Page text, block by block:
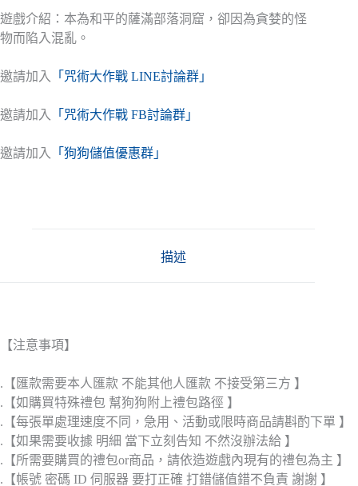
範
到
NT$10,000
遊戲介紹：本為和平的薩滿部落洞窟，卻因為貪婪的怪
物而陷入混亂。
邀請加入 「咒術大作戰 LINE討論群」
邀請加入 「咒術大作戰 FB討論群」
邀請加入 「狗狗儲值優惠群」
描述
【注意事項】
.【匯款需要本人匯款 不能其他人匯款 不接受第三方 】
.【如購買特殊禮包 幫狗狗附上禮包路徑 】
.【每張單處理速度不同，急用、活動或限時商品請斟酌下單 】
.【如果需要收據 明細 當下立刻告知 不然沒辦法給 】
.【所需要購買的禮包or商品，請依造遊戲內現有的禮包為主 】
.【帳號 密碼 ID 伺服器 要打正確 打錯儲值錯不負責 謝謝 】